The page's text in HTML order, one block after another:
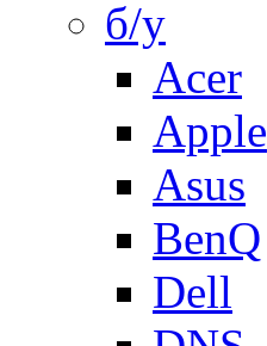
б/у
Acer
Apple
Asus
BenQ
Dell